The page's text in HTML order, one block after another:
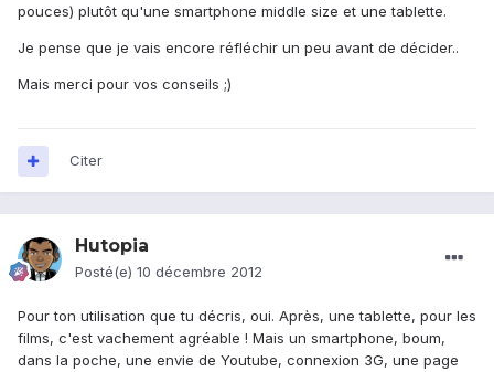
pouces) plutôt qu'une smartphone middle size et une tablette.
Je pense que je vais encore réfléchir un peu avant de décider..
Mais merci pour vos conseils ;)
Citer
Hutopia
Posté(e) 10 décembre 2012
Pour ton utilisation que tu décris, oui. Après, une tablette, pour les
films, c'est vachement agréable ! Mais un smartphone, boum,
dans la poche, une envie de Youtube, connexion 3G, une page